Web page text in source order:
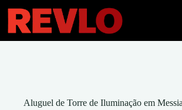
para
conteúdo
Aluguel de Torre de Iluminação em